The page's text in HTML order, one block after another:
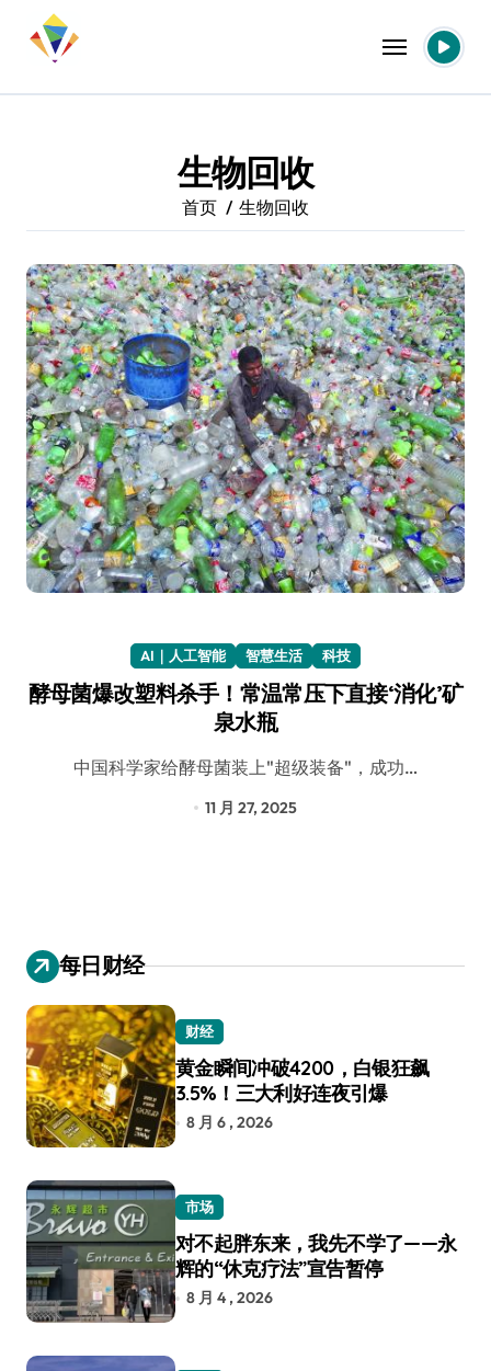
生物回收
首页 生物回收
AI｜人工智能 智慧生活 科技
酵母菌爆改塑料杀手！常温常压下直接‘消化’矿
泉水瓶
中国科学家给酵母菌装上"超级装备"，成功…
11 月 27, 2025
每日财经
财经
黄金瞬间冲破4200，白银狂飙
3.5%！三大利好连夜引爆
8 月 6 , 2026
市场
对不起胖东来，我先不学了——永
辉的“休克疗法”宣告暂停
8 月 4 , 2026